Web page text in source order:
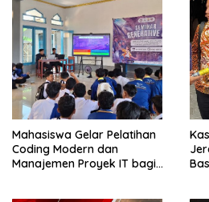
Mahasiswa Gelar Pelatihan
Coding Modern dan
Manajemen Proyek IT bagi